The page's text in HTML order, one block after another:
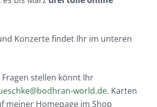
Konzerte findet Ihr im unteren
stellen könnt Ihr
world.de. Karten
meiner Homepage im Shop